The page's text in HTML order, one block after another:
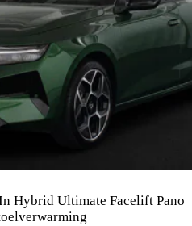
Hybrid Ultimate Facelift Pano